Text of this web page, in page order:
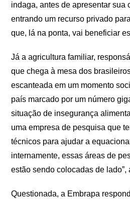
indaga, antes de apresentar sua
entrando um recurso privado
que, lá na ponta, vai beneficiar
Já a agricultura familiar,
que chega à mesa dos
escanteada em um momento
país marcado por um número
situação de insegurança
uma empresa de pesquisa que
técnicos para ajudar a
internamente, essas áreas de
estão sendo colocadas de lado”,
Questionada, a Embrapa